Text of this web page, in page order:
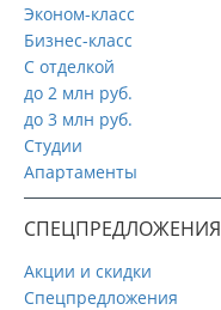
Эконом-класс
Бизнес-класс
С отделкой
до 2 млн руб.
до 3 млн руб.
Студии
Апартаменты
СПЕЦПРЕДЛОЖЕНИЯ
Акции и скидки
Спецпредложения